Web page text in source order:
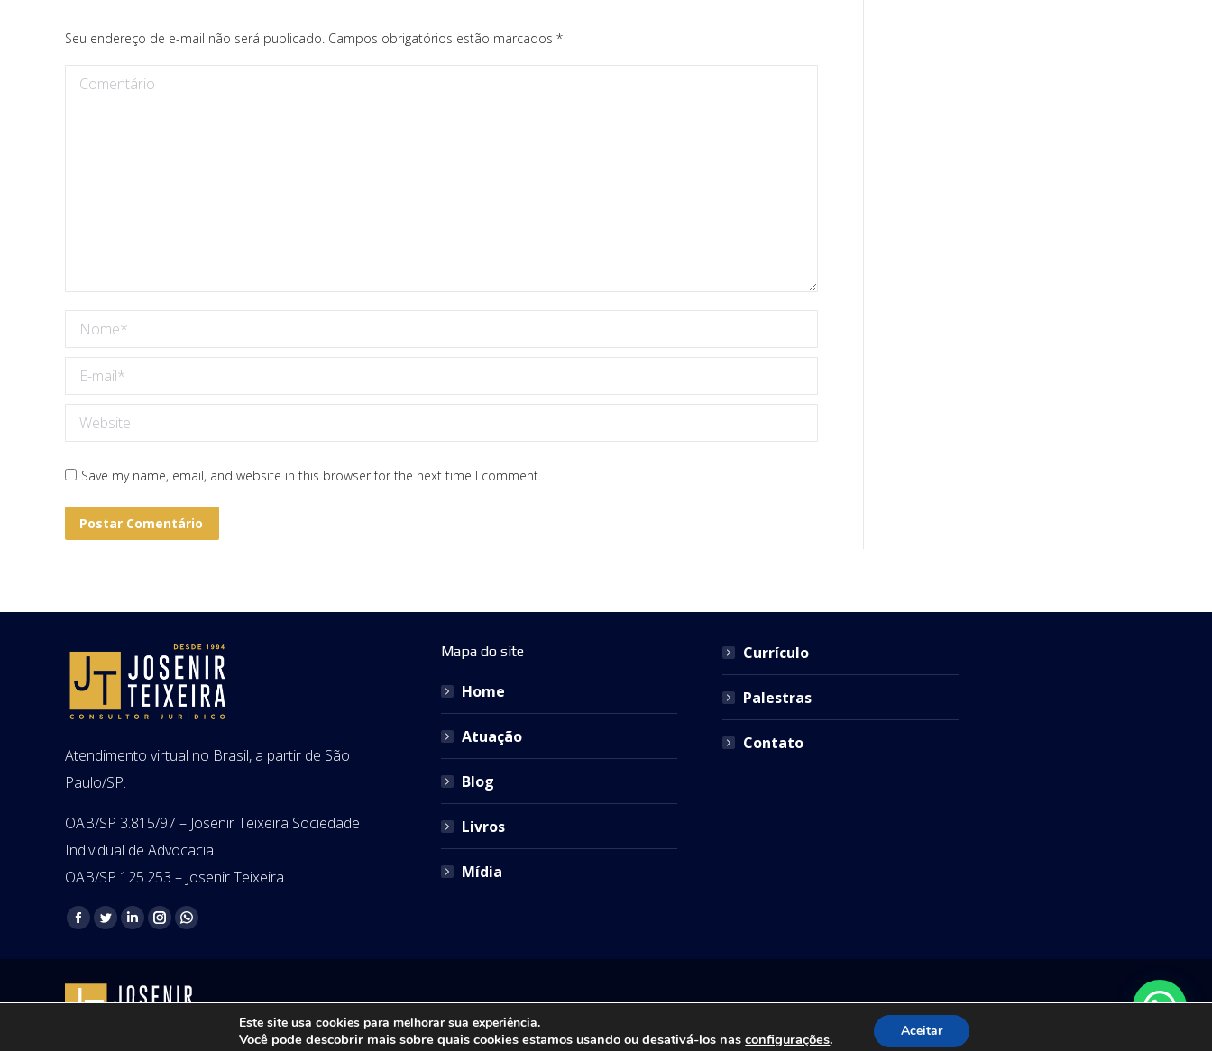
Seu endereço de e-mail não será publicado. Campos obrigatórios estão marcados *
Comentário
Nome *
E-mail *
Website
Save my name, email, and website in this browser for the next time I comment.
Postar Comentário
Atendimento virtual no Brasil, a partir de São
Paulo/SP.
OAB/SP 3.815/97 – Josenir Teixeira Sociedade
Individual de Advocacia
OAB/SP 125.253 – Josenir Teixeira
Encontre-nos em:
Facebook
in
Twitter
in
Linkedin
in
Instagram
in
Whatsapp
in
Mapa do site
Home
Atuação
Blog
Livros
Mídia
Currículo
Palestras
Contato
Copyright © 2021 - Josenir Teixeira Advocacia. Todos os direitos reservados. Site desenvolvido porID7 Studio.
Este site usa cookies para melhorar sua experiência.
Você pode descobrir mais sobre quais cookies estamos usando ou desativá-los nasconfigurações. Aceitar